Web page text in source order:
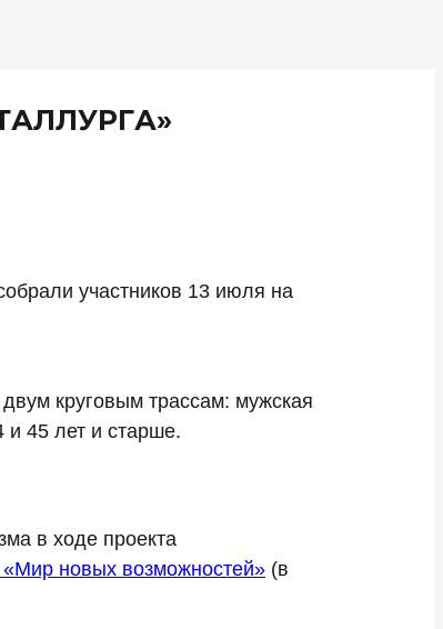
участников 13 июля на
круговым трассам: мужская
45 лет и старше.
в ходе проекта
новых возможностей» (в